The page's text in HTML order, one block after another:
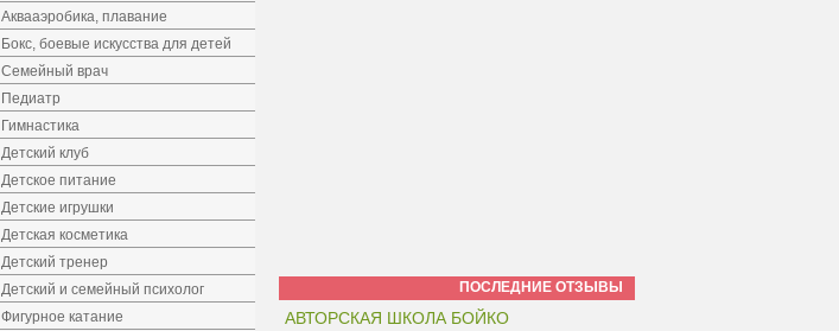
Аквааэробика, плавание
Бокс, боевые искусства для детей
Семейный врач
Педиатр
Гимнастика
Детский клуб
Детское питание
Детские игрушки
Детская косметика
Детский тренер
Детский и семейный психолог
Фигурное катание
ПОСЛЕДНИЕ ОТЗЫВЫ
АВТОРСКАЯ ШКОЛА БОЙКО